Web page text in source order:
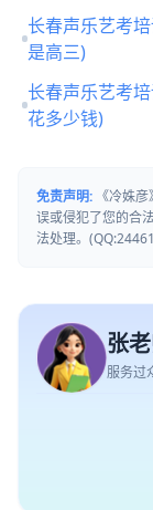
长春声乐艺考
是高三)
长春声乐艺考
花多少钱)
免责声明: 《冷姝
误或侵犯了您的合
法处理。
张
服务过